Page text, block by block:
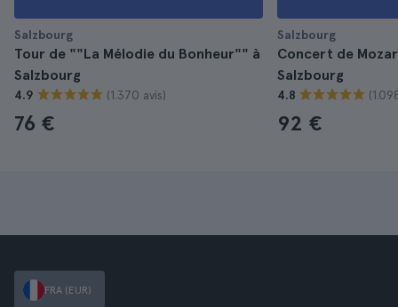
Salzbourg
Tour de ""La Mélodie du Bonheur"" à
Salzbourg
4.9 (1.370 avis)
76 €
Salzbourg
Concert de
Salzbourg
4.8
92 €
FRA (EUR)